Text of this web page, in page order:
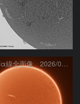
太陽 Hα線全面像 2026/08/08